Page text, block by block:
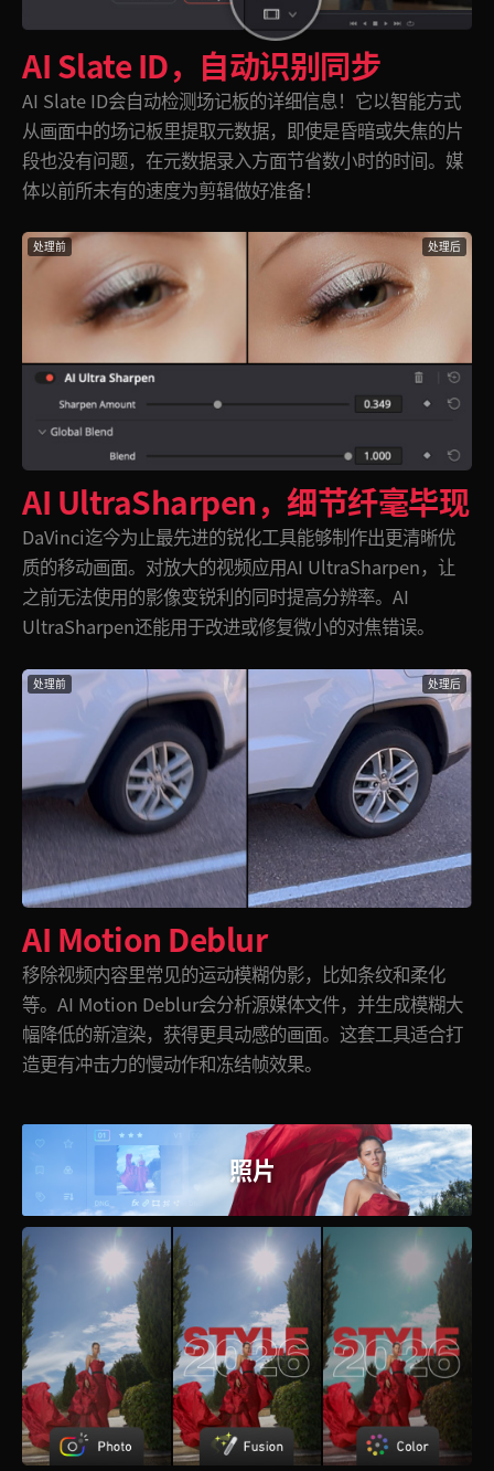
AI Slate ID，自动识别同步
AI Slate ID会自动检测场记板的详细信息！它以智能方式
从画面中的场记板里提取元数据，即使是昏暗或失焦的片
段也没有问题，在元数据录入方面节省数小时的时间。媒
体以前所未有的速度为剪辑做好准备！
处理前 处理后
AI UltraSharpen，细节纤毫毕现
DaVinci迄今为止最先进的锐化工具能够制作出更清晰优
质的移动画面。对放大的视频应用AI UltraSharpen，让
之前无法使用的影像变锐利的同时提高分辨率。AI
UltraSharpen还能用于改进或修复微小的对焦错误。
处理前 处理后
AI Motion Deblur
移除视频内容里常见的运动模糊伪影，比如条纹和柔化
等。AI Motion Deblur会分析源媒体文件，并生成模糊大
幅降低的新渲染，获得更具动感的画面。这套工具适合打
造更有冲击力的慢动作和冻结帧效果。
照片